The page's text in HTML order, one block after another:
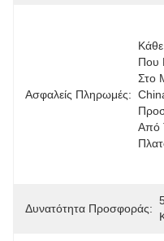
Ασφαλείς Πληρωμές:
Που
Στο
Από
Δυνατότητα Προσφοράς: